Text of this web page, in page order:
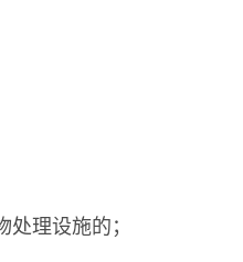
理设施的；